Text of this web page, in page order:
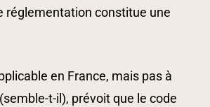
réglementation constitue une
en France, mais pas à
t-il), prévoit que le code